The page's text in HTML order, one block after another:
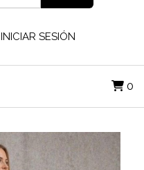
INICIAR SESIÓN
0